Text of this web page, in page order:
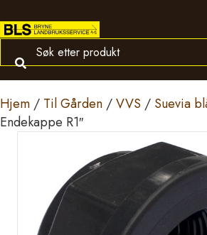
Hjem / Til Gården /VVS / Suevia
Endekappe R1″